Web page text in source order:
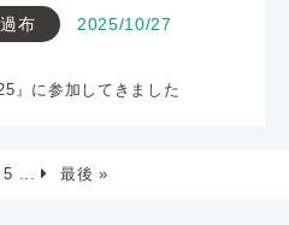
布 2025/10/27
』に参加してきました
5 ... 最後 »